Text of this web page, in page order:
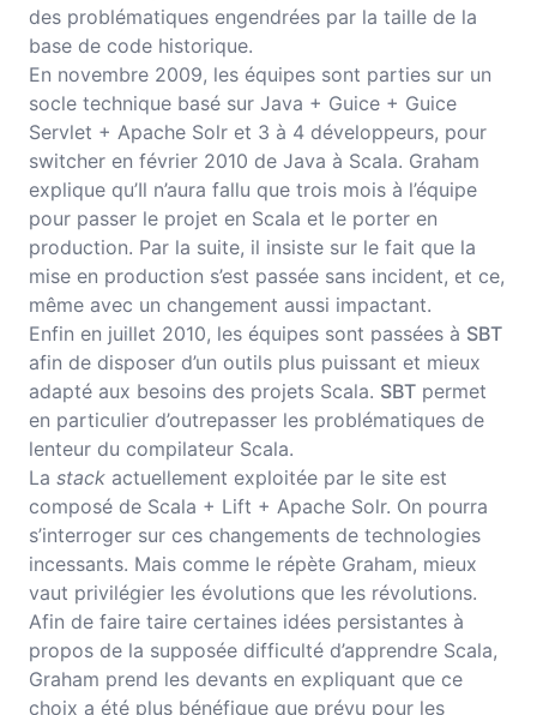
des problématiques engendrées par la taille de la
base de code historique.
En novembre 2009, les équipes sont parties sur un
socle technique basé sur Java + Guice + Guice
Servlet + Apache Solr et 3 à 4 développeurs, pour
switcher en février 2010 de Java à Scala. Graham
explique qu’Il n’aura fallu que trois mois à l’équipe
pour passer le projet en Scala et le porter en
production. Par la suite, il insiste sur le fait que la
mise en production s’est passée sans incident, et ce,
même avec un changement aussi impactant.
Enfin en juillet 2010, les équipes sont passées à SBT
afin de disposer d’un outils plus puissant et mieux
adapté aux besoins des projets Scala. SBT permet
en particulier d’outrepasser les problématiques de
lenteur du compilateur Scala.
La stack actuellement exploitée par le site est
composé de Scala + Lift + Apache Solr. On pourra
s’interroger sur ces changements de technologies
incessants. Mais comme le répète Graham, mieux
vaut privilégier les évolutions que les révolutions.
Afin de faire taire certaines idées persistantes à
propos de la supposée difficulté d’apprendre Scala,
Graham prend les devants en expliquant que ce
choix a été plus bénéfique que prévu pour les